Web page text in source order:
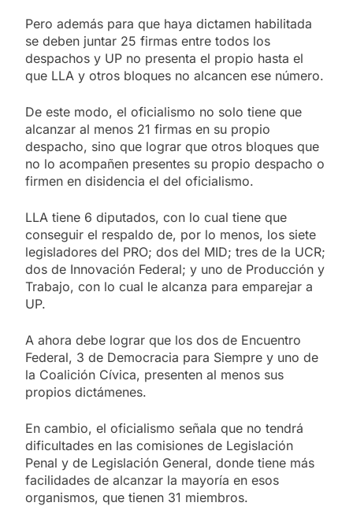
Pero además para que haya dictamen habilitada
se deben juntar 25 firmas entre todos los
despachos y UP no presenta el propio hasta el
que LLA y otros bloques no alcancen ese número.
De este modo, el oficialismo no solo tiene que
alcanzar al menos 21 firmas en su propio
despacho, sino que lograr que otros bloques que
no lo acompañen presentes su propio despacho o
firmen en disidencia el del oficialismo.
LLA tiene 6 diputados, con lo cual tiene que
conseguir el respaldo de, por lo menos, los siete
legisladores del PRO; dos del MID; tres de la UCR;
dos de Innovación Federal; y uno de Producción y
Trabajo, con lo cual le alcanza para emparejar a
UP.
A ahora debe lograr que los dos de Encuentro
Federal, 3 de Democracia para Siempre y uno de
la Coalición Cívica, presenten al menos sus
propios dictámenes.
En cambio, el oficialismo señala que no tendrá
dificultades en las comisiones de Legislación
Penal y de Legislación General, donde tiene más
facilidades de alcanzar la mayoría en esos
organismos, que tienen 31 miembros.